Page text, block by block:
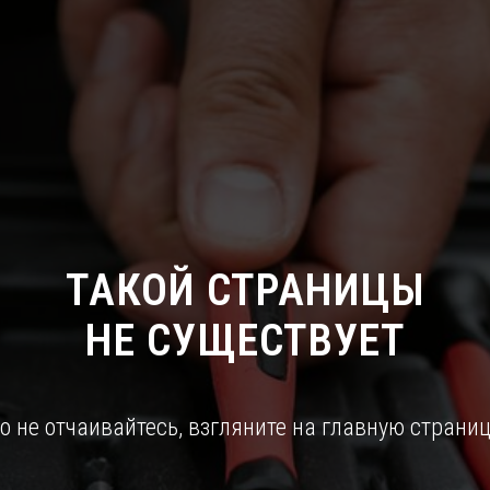
ТАКОЙ СТРАНИЦЫ
НЕ СУЩЕСТВУЕТ
не отчаивайтесь, взгляните на главную